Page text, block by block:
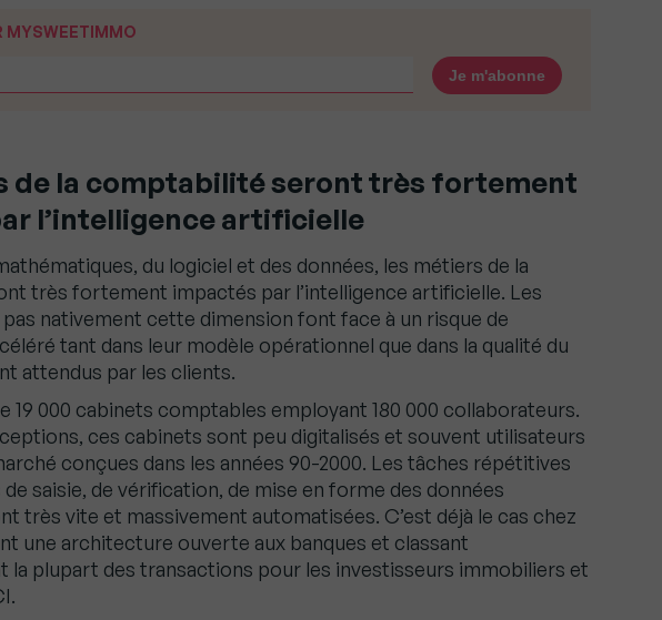
MYSWEETIMMO
de la comptabilité seront très fortement
l’intelligence artificielle
du logiciel et des données, les métiers de la
très fortement impactés par l’intelligence artificielle. Les
nativement cette dimension font face à un risque de
tant dans leur modèle opérationnel que dans la qualité du
attendus par les clients.
19 000 cabinets comptables employant 180 000 collaborateurs.
ces cabinets sont peu digitalisés et souvent utilisateurs
conçues dans les années 90-2000. Les tâches répétitives
saisie, de vérification, de mise en forme des données
très vite et massivement automatisées. C’est déjà le cas chez
une architecture ouverte aux banques et classant
la plupart des transactions pour les investisseurs immobiliers et